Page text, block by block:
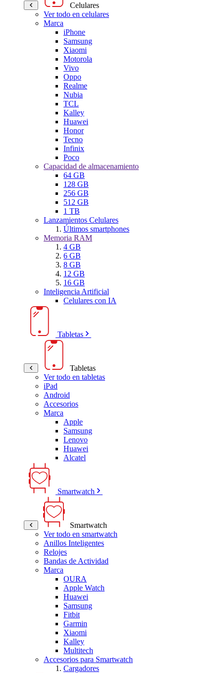
Celulares
Ver todo en celulares
Marca
iPhone
Samsung
Xiaomi
Motorola
Vivo
Oppo
Realme
Nubia
TCL
Kalley
Huawei
Honor
Tecno
Infinix
Poco
Capacidad de almacenamiento
64 GB
128 GB
256 GB
512 GB
1 TB
Lanzamientos Celulares
Últimos smartphones
Memoria RAM
4 GB
6 GB
8 GB
12 GB
16 GB
Inteligencia Artificial
Celulares con IA
Tabletas
Tabletas
Ver todo en tabletas
iPad
Android
Accesorios
Marca
Apple
Samsung
Lenovo
Huawei
Alcatel
Smartwatch
Smartwatch
Ver todo en smartwatch
Anillos Inteligentes
Relojes
Bandas de Actividad
Marca
OURA
Apple Watch
Huawei
Samsung
Fitbit
Garmin
Xiaomi
Kalley
Multitech
Accesorios para Smartwatch
Cargadores